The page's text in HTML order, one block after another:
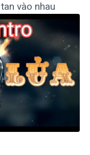
vào nhau